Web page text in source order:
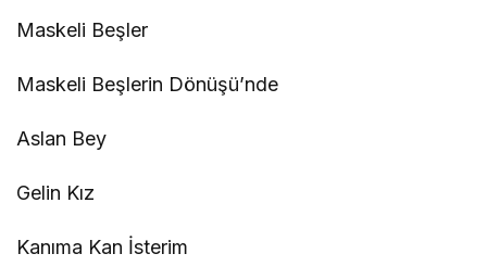
Maskeli Beşler
Maskeli Beşlerin Dönüşü’nde
Aslan Bey
Gelin Kız
Kanıma Kan İsterim